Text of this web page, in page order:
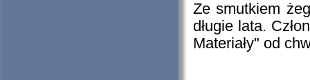
Ze smutkiem
długie lata.
Materiały" od